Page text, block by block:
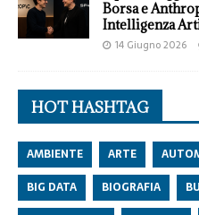
Borsa e
Intelligenza
14 Giugno 2026
HOT HASHTAG
AMBIENTE ARTE
BIG DATA
BIOGRAFIA